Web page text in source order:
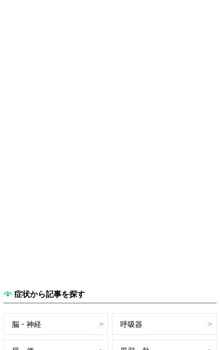
症状から記事を探す
脳・神経 呼吸器